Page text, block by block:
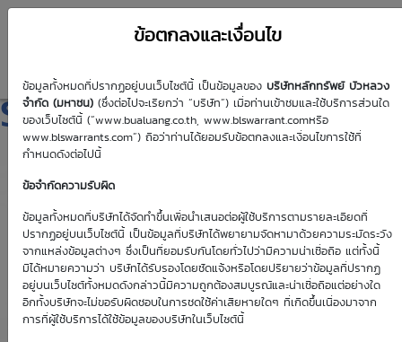
ข้อตกลงและเงื่อนไข
ข้อมูลทั้งหมดที่ปรากฏอยู่บนเว็บไซต์นี้ เป็นข้อมูลของ บริษัทหลักทรัพย์ บัวหลวง
จำกัด (มหาชน) (ซึ่งต่อไปจะเรียกว่า “บริษัท”) เมื่อท่านเข้าชมและใช้บริการส่วนใด
ของเว็บไซต์นี้ (“www.bualuang.co.th, www.blswarrant.comหรือ
www.blswarrants.com”) ถือว่าท่านได้ยอมรับข้อตกลงและเงื่อนไขการใช้ที่
กำหนดดังต่อไปนี้
ข้อจำกัดความรับผิด
ข้อมูลทั้งหมดที่บริษัทได้จัดทำขึ้นเพื่อนำเสนอต่อผู้ใช้บริการตามรายละเอียดที่
ปรากฏอยู่บนเว็บไซต์นี้ เป็นข้อมูลที่บริษัทได้พยายามจัดหามาด้วยความระมัดระวัง
จากแหล่งข้อมูลต่างๆ ซึ่งเป็นที่ยอมรับกันโดยทั่วไปว่ามีความน่าเชื่อถือ แต่ทั้งนี้
มิได้หมายความว่า บริษัทได้รับรองโดยชัดแจ้งหรือโดยปริยายว่าข้อมูลที่ปรากฏ
อยู่บนเว็บไซต์ทั้งหมดดังกล่าวนี้มีความถูกต้องสมบูรณ์และน่าเชื่อถือแต่อย่างใด
อีกทั้งบริษัทจะไม่ขอรับผิดชอบในการชดใช้ค่าเสียหายใดๆ ที่เกิดขึ้นเนื่องมาจาก
การที่ผู้ใช้บริการได้ใช้ข้อมูลของบริษัทในเว็บไซต์นี้
SET5001P2607A
วันซื้อขายวันแรก
1 ม.ค. 2513
9 ส.ค. 2569
วันซื้อขายวันสุดท้าย
1 ม.ค. 2513